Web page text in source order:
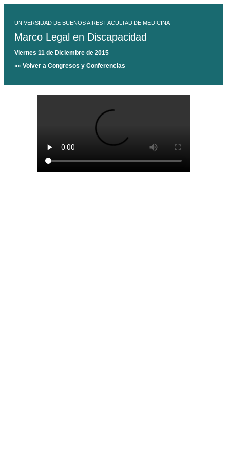
UNIVERSIDAD DE BUENOS AIRES FACULTAD DE MEDICINA
Marco Legal en Discapacidad
Viernes 11 de Diciembre de 2015
«« Volver a Congresos y Conferencias